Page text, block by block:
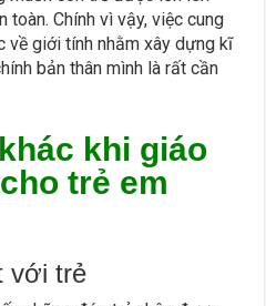
Chính vì vậy, việc cung
về giới tính nhằm xây dựng kĩ
bản thân mình là rất cần
khi giáo
trẻ em
với trẻ